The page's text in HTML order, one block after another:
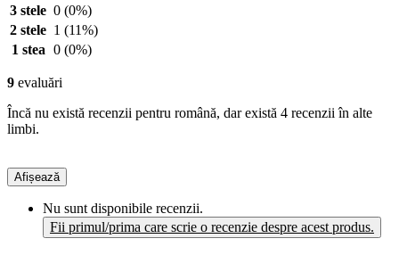
3 stele 0 (0%)
2 stele 1 (11%)
1 stea 0 (0%)
9 evaluări
Încă nu există recenzii pentru română, dar există 4 recenzii în alte
limbi.
Afișează
Nu sunt disponibile recenzii.
Fii primul/prima care scrie o recenzie despre acest produs.